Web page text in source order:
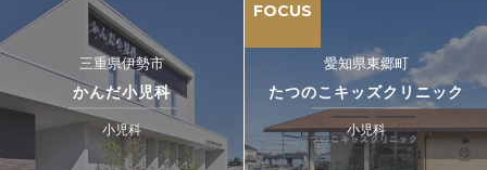
三重県伊勢市
かんだ小児科
小児科
FOCUS
愛知県東郷町
たつのこキッズクリニック
小児科